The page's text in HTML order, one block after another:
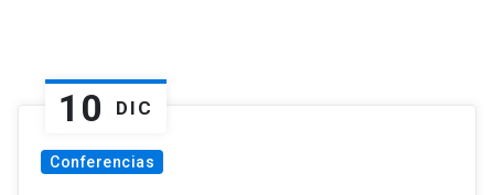
10 DIC
Conferencias